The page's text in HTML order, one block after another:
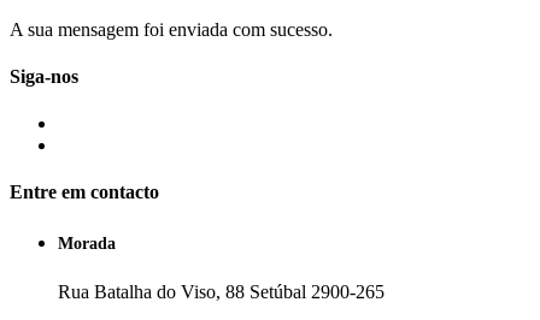
A sua mensagem foi enviada com sucesso.
Siga-nos
Entre em contacto
Morada
Rua Batalha do Viso, 88 Setúbal 2900-265